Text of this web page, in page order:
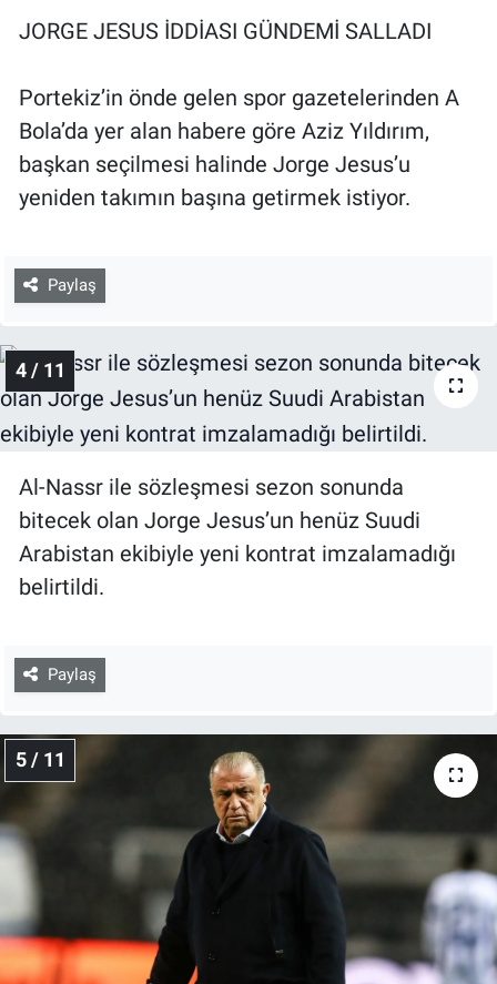
JORGE JESUS İDDİASI GÜNDEMİ SALLADI
Portekiz’in önde gelen spor gazetelerinden A
Bola’da yer alan habere göre Aziz Yıldırım,
başkan seçilmesi halinde Jorge Jesus’u
yeniden takımın başına getirmek istiyor.
Paylaş
4 / 11
Al-Nassr ile sözleşmesi sezon sonunda
bitecek olan Jorge Jesus’un henüz Suudi
Arabistan ekibiyle yeni kontrat imzalamadığı
belirtildi.
Paylaş
5 / 11